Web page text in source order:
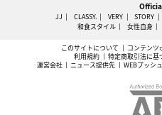
JJ CLASSY. VERY STORY
和食スタイル
女性自身
このサイトについて コンテンツ
利用規約
特定商取引法に基
運営会社
ニュース提供先 WEBプッシ